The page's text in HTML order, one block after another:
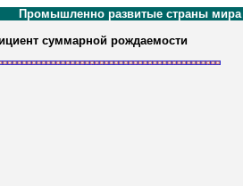
Промышленно развитые страны мира
суммарной рождаемости